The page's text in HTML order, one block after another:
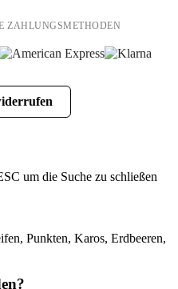
ZAHLUNGSMETHODEN
um die Suche zu schließen
Punkten, Karos, Erdbeeren,